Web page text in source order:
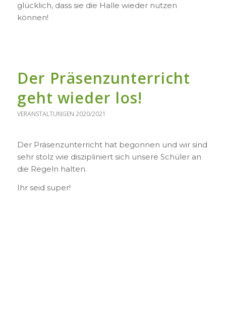
glücklich, dass sie die Halle wieder nutzen
können!
Der Präsenzunterricht
geht wieder los!
VERANSTALTUNGEN 2020/2021
Der Präsenzunterricht hat begonnen und wir sind
sehr stolz wie diszipliniert sich unsere Schüler an
die Regeln halten.
Ihr seid super!